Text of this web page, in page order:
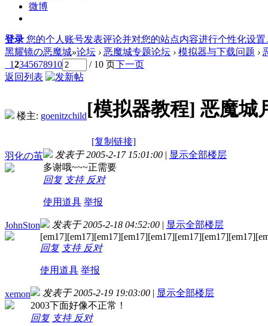
微博
登录 您的个人账号发表评论并对您的站点内容进行个性化设置
黑耀镜の恶魔城»论坛 › 恶魔城专题论坛 › 模拟器与下载问题 ›
12345678910 / 10 页下一页
返回列表
楼主: goenitzchild[模拟器教程] 恶魔城
[复制链接]
羽化の茧
发表于 2005-2-17 15:01:00 | 显示全部楼层
多谢哦~~~正需要
回复 支持 反对
使用道具 举报
JohnSton 发表于 2005-2-18 04:52:00 | 显示全部楼层
回复 支持 反对
使用道具 举报
xemon 发表于 2005-2-19 19:03:00 | 显示全部楼层
2003下面好像不正常！
回复 支持 反对